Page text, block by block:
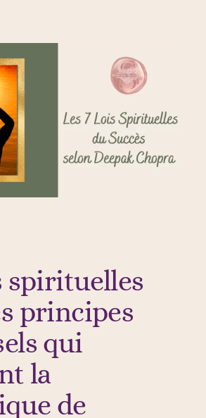
spirituelles
principes
qui
la
de